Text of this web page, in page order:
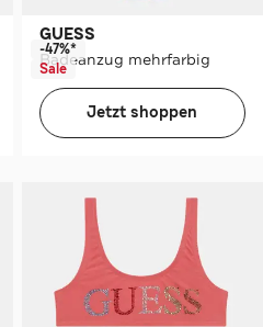
GUESS
Badeanzug mehrfarbig
-47%*
Sale
Jetzt shoppen